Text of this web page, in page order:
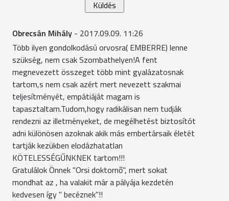
Obrecsán Mihály - 2017.09.09. 11:26
Több ilyen gondolkodású orvosra( EMBERRE) lenne
szükség, nem csak Szombathelyen!A fent
megnevezett összeget több mint gyalázatosnak
tartom,s nem csak azért mert nevezett szakmai
teljesítményét, empátiáját magam is
tapasztaltam.Tudom,hogy radikálisan nem tudják
rendezni az illetményeket, de megélhetést biztosítót
adni különösen azoknak akik más embertársaik életét
tartják kezükben elodázhatatlan
KÖTELESSÉGŰNKNEK tartom!!!
Gratulálok Önnek "Orsi doktornő", mert sokat
mondhat az , ha valakit már a pályája kezdetén
kedvesen így " becéznek"!!